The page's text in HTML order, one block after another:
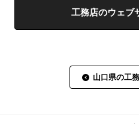
工務店のウェブ
山口県の工